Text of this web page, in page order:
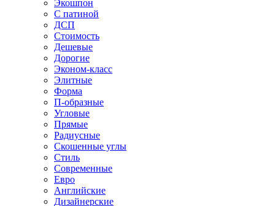
Экошпон
С патиной
ДСП
Стоимость
Дешевые
Дорогие
Эконом-класс
Элитные
Форма
П-образные
Угловые
Прямые
Радиусные
Скошенные углы
Стиль
Современные
Евро
Английские
Дизайнерские